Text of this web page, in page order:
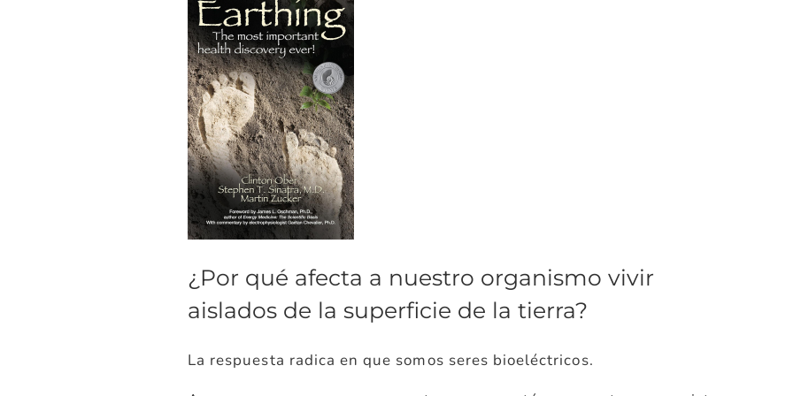
¿Por qué afecta a nuestro organismo vivir
aislados de la superficie de la tierra?
La respuesta radica en que somos seres bioeléctricos.